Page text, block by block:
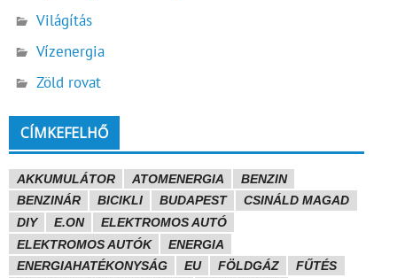
Világítás
Vízenergia
Zöld rovat
CÍMKEFELHŐ
AKKUMULÁTOR ATOMENERGIA
BENZIN
BENZINÁR
BICIKLI BUDAPEST
CSINÁLD MAGAD
DIY
E.ON
ELEKTROMOS AUTÓ
ELEKTROMOS AUTÓK
ENERGIA
ENERGIAHATÉKONYSÁG
EU FÖLDGÁZ
FŰTÉS